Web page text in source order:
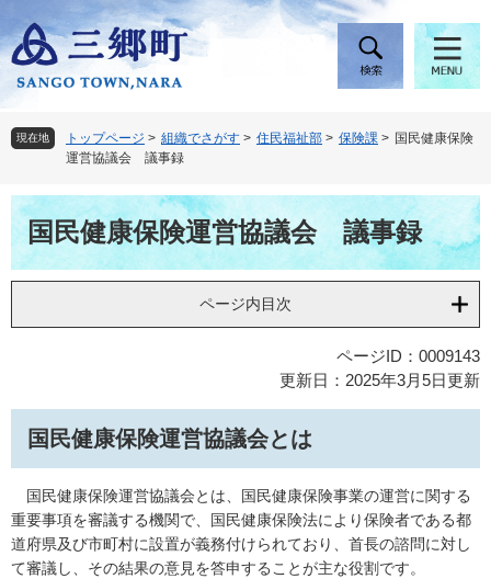
ー
ジ
頭
で
。
ニ
ュ
飛
ば
て
現在地 トップページ > 組織でさがす > 住民福祉部 > 保険課 > 国民健康保険
運営協議会 議事録
本
文国民健康保険運営協議会 議事録
ページ内目次
ページID：0009143
更新日：2025年3月5日更新
国民健康保険運営協議会とは
国民健康保険運営協議会とは、国民健康保険事業の運営に関する
重要事項を審議する機関で、国民健康保険法により保険者である都
道府県及び市町村に設置が義務付けられており、首長の諮問に対し
て審議し、その結果の意見を答申することが主な役割です。